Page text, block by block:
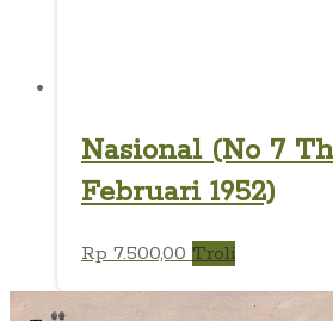
Nasional (No 7
Februari 1952)
Rp 7.500,00 Troli